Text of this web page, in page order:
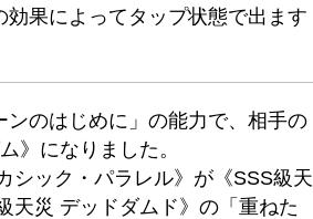
果によってタップ状態で出ます
ンのはじめに」の能力で、相手の
》になりました。
シック・パラレル》が《SSS級天
天災 デッドダムド》の「重ねた